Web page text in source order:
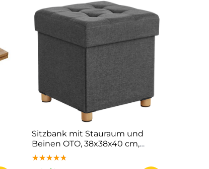
Sitzbank mit Stauraum und
Beinen OTO, 38x38x40 cm,
anthrazit
★★★★★
★★★★★
★★★★★